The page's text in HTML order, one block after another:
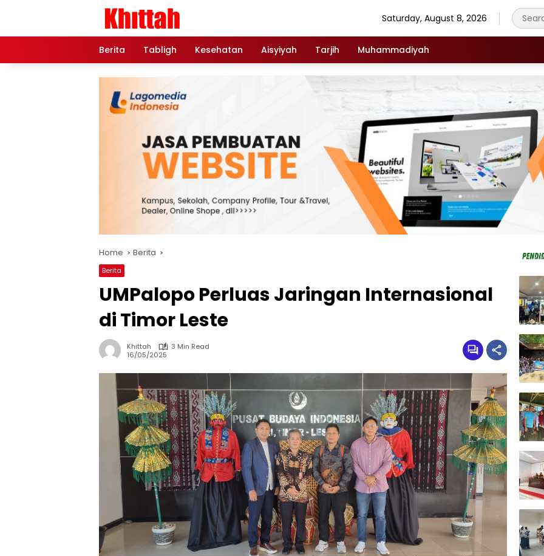
Saturday, August 8, 2026
Berita Tabligh Kesehatan Aisyiyah Tarjih Muhammadiyah
Home Berita
Berita
UMPalopo Perluas Jaringan Internasional
di Timor Leste
Khittah
3 Min Read
16/05/2025